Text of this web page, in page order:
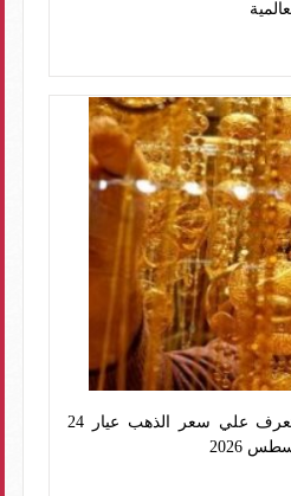
سجل 6777.14 جنيها .. تعرف علي سعر الذهب عيار 24